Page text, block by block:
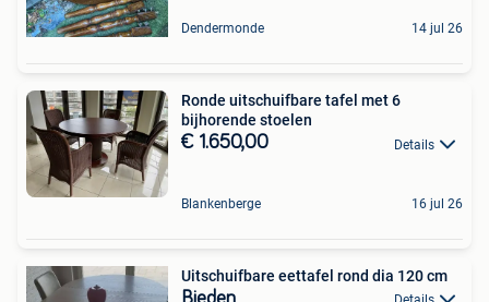
Dendermonde 14 jul 26
Ronde uitschuifbare tafel met 6
bijhorende stoelen
€ 1.650,00 Details
Blankenberge 16 jul 26
Uitschuifbare eettafel rond dia 120 cm